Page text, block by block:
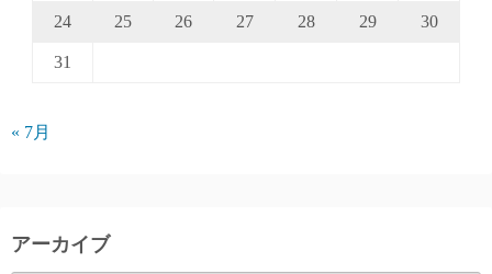
24 25 26 27 28 29 30
31
« 7月
アーカイブ